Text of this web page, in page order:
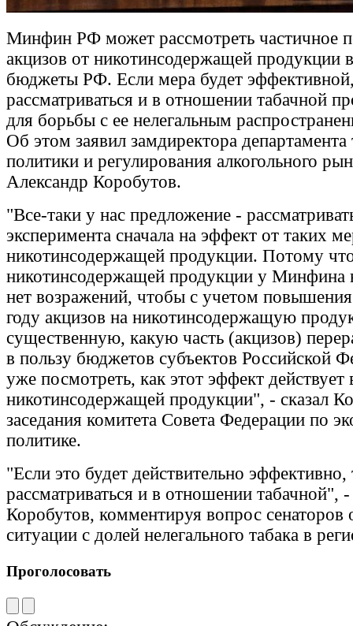
Минфин РФ может рассмотреть частичное
акцизов от никотинсодержащей продукции
бюджеты РФ. Если мера будет
рассматриваться и в отношении табачной
для борьбы с ее нелегальным
Об этом заявил замдиректора
политики и регулирования алкогольного
Александр Коробутов.
"Все-таки у нас предложение -
эксперимента сначала на эффект от таких
никотинсодержащей продукции. Потому
никотинсодержащей продукции у Минфина
нет возражений, чтобы с учетом
году акцизов на никотинсодержащую
существенную, какую часть (акцизов)
в пользу бюджетов субъектов Российской
уже посмотреть, как этот эффект
никотинсодержащей продукции", - сказал
заседания комитета Совета Федерации по
политике.
"Если это будет действительно эффективно,
рассматриваться и в отношении табачной",
Коробутов, комментируя вопрос сенаторов
ситуации с долей нелегального табака в
Проголосовать